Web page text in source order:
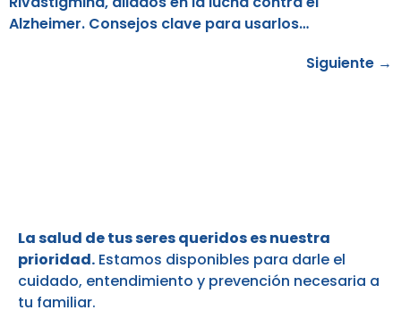
Alzheimer. Consejos clave para usarlos…
Siguiente →
La salud de tus seres queridos es nuestra
prioridad. Estamos disponibles para darle el
cuidado, entendimiento y prevención necesaria a
tu familiar.